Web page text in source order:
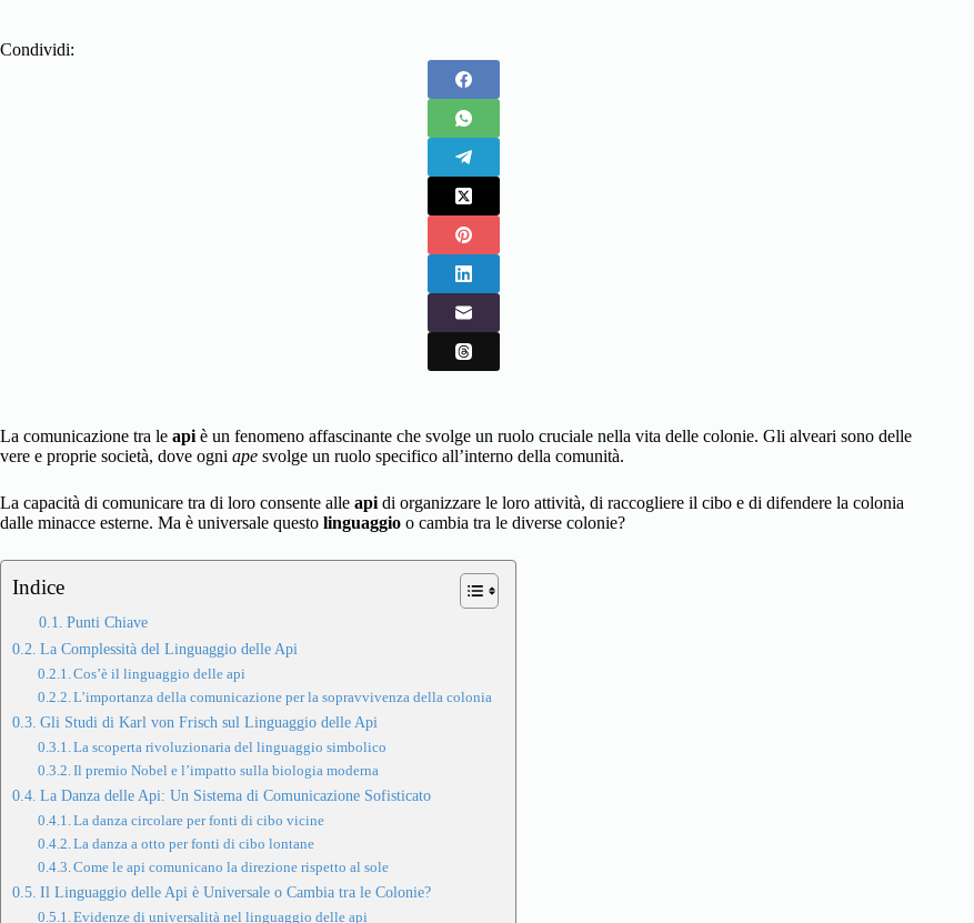
Condividi:
La comunicazione tra le api è un fenomeno affascinante che svolge un ruolo cruciale nella vita delle colonie. Gli alveari sono delle
vere e proprie società, dove ogni ape svolge un ruolo specifico all’interno della comunità.
La capacità di comunicare tra di loro consente alle api di organizzare le loro attività, di raccogliere il cibo e di difendere la colonia
dalle minacce esterne. Ma è universale questo linguaggio o cambia tra le diverse colonie?
Indice
Punti Chiave
La Complessità del Linguaggio delle Api
Cos’è il linguaggio delle api
L’importanza della comunicazione per la sopravvivenza della colonia
Gli Studi di Karl von Frisch sul Linguaggio delle Api
La scoperta rivoluzionaria del linguaggio simbolico
Il premio Nobel e l’impatto sulla biologia moderna
La Danza delle Api: Un Sistema di Comunicazione Sofisticato
La danza circolare per fonti di cibo vicine
La danza a otto per fonti di cibo lontane
Come le api comunicano la direzione rispetto al sole
Il Linguaggio delle Api è Universale o Cambia tra le Colonie?
Evidenze di universalità nel linguaggio delle api